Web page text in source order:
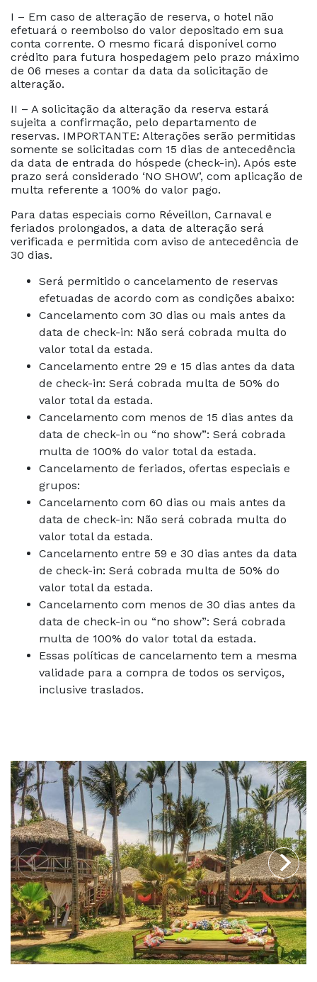
I – Em caso de alteração de reserva, o hotel não
efetuará o reembolso do valor depositado em sua
conta corrente. O mesmo ficará disponível como
crédito para futura hospedagem pelo prazo máximo
de 06 meses a contar da data da solicitação de
alteração.
II – A solicitação da alteração da reserva estará
sujeita a confirmação, pelo departamento de
reservas. IMPORTANTE: Alterações serão permitidas
somente se solicitadas com 15 dias de antecedência
da data de entrada do hóspede (check-in). Após este
prazo será considerado ‘NO SHOW’, com aplicação de
multa referente a 100% do valor pago.
Para datas especiais como Réveillon, Carnaval e
feriados prolongados, a data de alteração será
verificada e permitida com aviso de antecedência de
30 dias.
Será permitido o cancelamento de reservas
efetuadas de acordo com as condições abaixo:
Cancelamento com 30 dias ou mais antes da
data de check-in: Não será cobrada multa do
valor total da estada.
Cancelamento entre 29 e 15 dias antes da data
de check-in: Será cobrada multa de 50% do
valor total da estada.
Cancelamento com menos de 15 dias antes da
data de check-in ou “no show”: Será cobrada
multa de 100% do valor total da estada.
Cancelamento de feriados, ofertas especiais e
grupos:
Cancelamento com 60 dias ou mais antes da
data de check-in: Não será cobrada multa do
valor total da estada.
Cancelamento entre 59 e 30 dias antes da data
de check-in: Será cobrada multa de 50% do
valor total da estada.
Cancelamento com menos de 30 dias antes da
data de check-in ou “no show”: Será cobrada
multa de 100% do valor total da estada.
Essas políticas de cancelamento tem a mesma
validade para a compra de todos os serviços,
inclusive traslados.